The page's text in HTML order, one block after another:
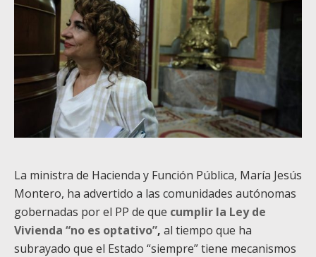
La ministra de Hacienda y Función Pública, María Jesús
Montero, ha advertido a las comunidades autónomas
gobernadas por el PP de que cumplir la Ley de
Vivienda “no es optativo”, al tiempo que ha
subrayado que el Estado “siempre” tiene mecanismos